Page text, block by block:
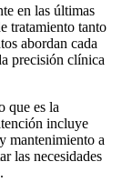
en las últimas
tratamiento tanto
abordan cada
precisión clínica
que es la
incluye
mantenimiento a
las necesidades